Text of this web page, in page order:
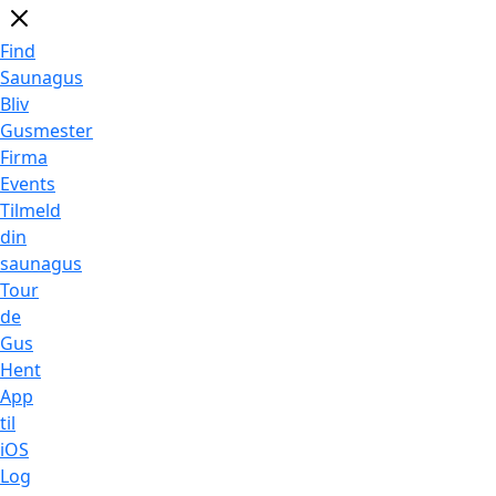
Find
Saunagus
Bliv
Gusmester
Firma
Events
Tilmeld
din
saunagus
Tour
de
Gus
Hent
App
til
iOS
Log